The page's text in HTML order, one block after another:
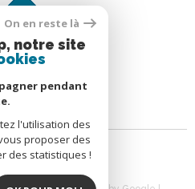
On en reste là
notre site
pendant
l'utilisation des
proposer des
des statistiques !